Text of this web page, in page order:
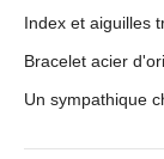
Index et aiguilles
Bracelet acier
Un sympathique